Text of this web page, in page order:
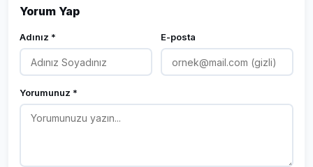
Yorum Yap
Adınız * E-posta
Yorumunuz *